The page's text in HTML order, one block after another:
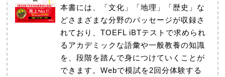
本書には、「文化」「地理」「歴史」な
どさまざまな分野のパッセージが収録さ
れており、TOEFL iBTテストで求められ
るアカデミックな語彙や一般教養の知識
を、段階を踏んで身につけていくことが
できます。Webで模試を2回分体験する